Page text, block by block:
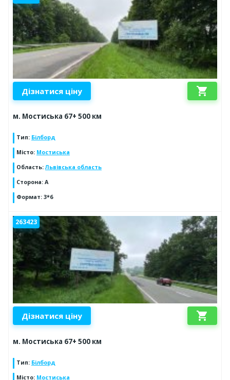
Дізнатися ціну shopping_cart
м. Мостиська 67+ 500 км
Тип: Білборд
Місто: Мостиська
Область:Львівська область
Сторона: А
Формат: 3*6
263423
Дізнатися ціну shopping_cart
м. Мостиська 67+ 500 км
Тип: Білборд
Місто: Мостиська